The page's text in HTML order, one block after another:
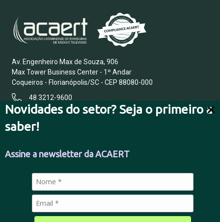
Novidades do setor? Seja o primeiro a
saber!
Assine a newsletter da ACAERT
Av. Engenheiro Max de Souza, 906
Max Tower Business Center - 1º Andar
Coqueiros - Florianópolis/SC - CEP 88080-000
48 3212-9600
FALE CONOSCO
POLÍTICA DE PRIVACIDADE